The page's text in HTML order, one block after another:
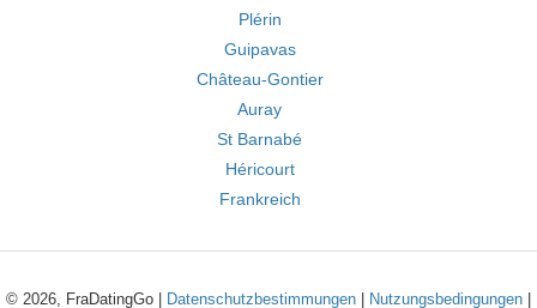
Plérin
Guipavas
Château-Gontier
Auray
St Barnabé
Héricourt
Frankreich
© 2026, FraDatingGo | Datenschutzbestimmungen Nutzungsbedingungen